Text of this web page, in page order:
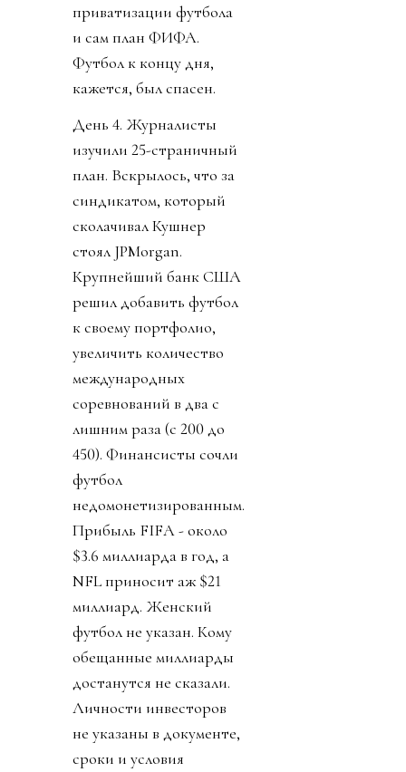
приватизации футбола
и сам план ФИФА.
Футбол к концу дня,
кажется, был спасен.
День 4. Журналисты
изучили 25-страничный
план. Вскрылось, что за
синдикатом, который
сколачивал Кушнер
стоял JPMorgan.
Крупнейший банк США
решил добавить футбол
к своему портфолио,
увеличить количество
международных
соревнований в два с
лишним раза (с 200 до
450). Финансисты сочли
футбол
недомонетизированным.
Прибыль FIFA - около
$3.6 миллиарда в год, а
NFL приносит аж $21
миллиард. Женский
футбол не указан. Кому
обещанные миллиарды
достанутся не сказали.
Личности инвесторов
не указаны в документе,
сроки и условия